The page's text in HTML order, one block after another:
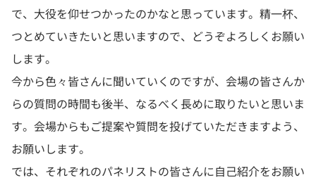
で、大役を仰せつかったのかなと思っています。精一杯、
つとめていきたいと思いますので、どうぞよろしくお願い
します。
今から色々皆さんに聞いていくのですが、会場の皆さんか
らの質問の時間も後半、なるべく長めに取りたいと思いま
す。会場からもご提案や質問を投げていただきますよう、
お願いします。
では、それぞれのパネリストの皆さんに自己紹介をお願い